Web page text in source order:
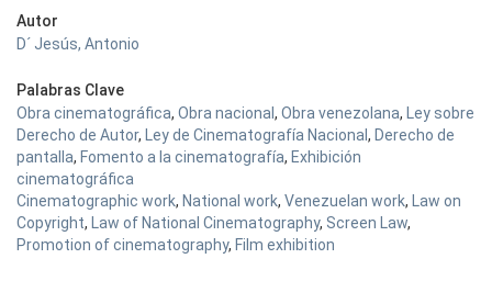
Autor
D´ Jesús, Antonio
Palabras Clave
Obra cinematográfica, Obra nacional , Obra venezolana,
Ley sobre
Derecho de Autor, Ley de Cinematografía Nacional , Derecho de
pantalla, Fomento a la cinematografía, Exhibición
cinematográfica
Cinematographic work, National work, Venezuelan work,
Law on
Copyright, Law of National Cinematography, Screen Law,
Promotion of cinematography, Film exhibition